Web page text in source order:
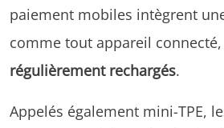
paiement mobiles intègrent
comme tout appareil connecté,
régulièrement rechargés.
Appelés également mini-TPE,